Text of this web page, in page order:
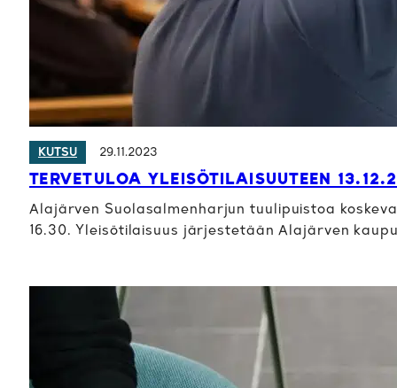
KUTSU 29.11.2023
TERVETULOA YLEISÖTILAISUUTEEN
Alajärven Suolasalmenharjun tuulipuistoa
16.30. Yleisötilaisuus järjestetään Alajärven